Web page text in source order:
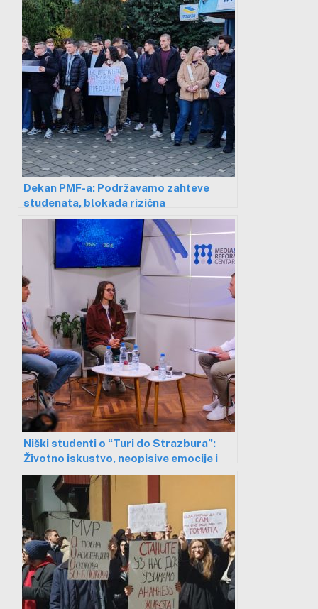
Dekan PMF-a: Podržavamo zahteve
studenata, blokada rizična
Niški studenti o “Turi do Strazbura”:
Životno iskustvo, neopisive emocije i
put koji bismo bez sumnje ponovili